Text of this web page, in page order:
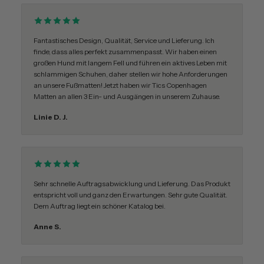
Fantastisches Design, Qualität, Service und Lieferung. Ich
finde, dass alles perfekt zusammenpasst. Wir haben einen
großen Hund mit langem Fell und führen ein aktives Leben mit
schlammigen Schuhen, daher stellen wir hohe Anforderungen
an unsere Fußmatten! Jetzt haben wir Tics Copenhagen
Matten an allen 3 Ein- und Ausgängen in unserem Zuhause.
Linie D. J.
Sehr schnelle Auftragsabwicklung und Lieferung. Das Produkt
entspricht voll und ganz den Erwartungen. Sehr gute Qualität.
Dem Auftrag liegt ein schöner Katalog bei.
Anne S.